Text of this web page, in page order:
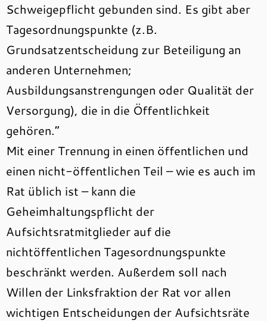
Schweigepflicht gebunden sind. Es gibt aber
Tagesordnungspunkte (z.B.
Grundsatzentscheidung zur Beteiligung an
anderen Unternehmen;
Ausbildungsanstrengungen oder Qualität der
Versorgung), die in die Öffentlichkeit
gehören.“
Mit einer Trennung in einen öffentlichen und
einen nicht-öffentlichen Teil – wie es auch im
Rat üblich ist – kann die
Geheimhaltungspflicht der
Aufsichtsratmitglieder auf die
nichtöffentlichen Tagesordnungspunkte
beschränkt werden. Außerdem soll nach
Willen der Linksfraktion der Rat vor allen
wichtigen Entscheidungen der Aufsichtsräte